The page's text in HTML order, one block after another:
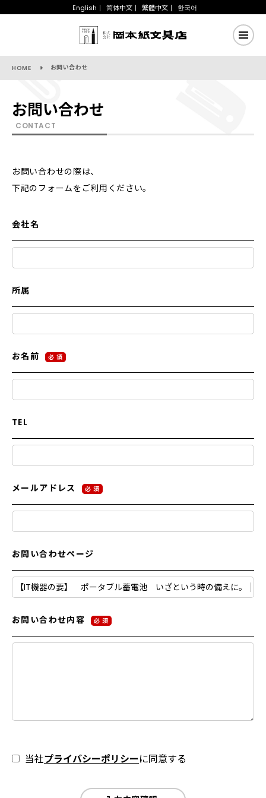
English 简体中文 繁體中文 한국어
HOME お問い合わせ
お問い合わせ
CONTACT
お問い合わせの際は、
下記のフォームをご利用ください。
会社名
所属
お名前 必 須
TEL
メールアドレス 必 須
お問い合わせページ
お問い合わせ内容 必 須
当社プライバシーポリシーに同意する